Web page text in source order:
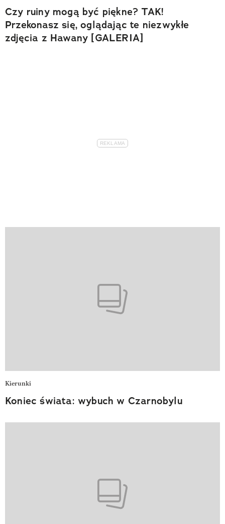
Czy ruiny mogą być piękne? TAK!
Przekonasz się, oglądając te niezwykłe
zdjęcia z Hawany [GALERIA]
Kierunki
Koniec świata: wybuch w Czarnobylu